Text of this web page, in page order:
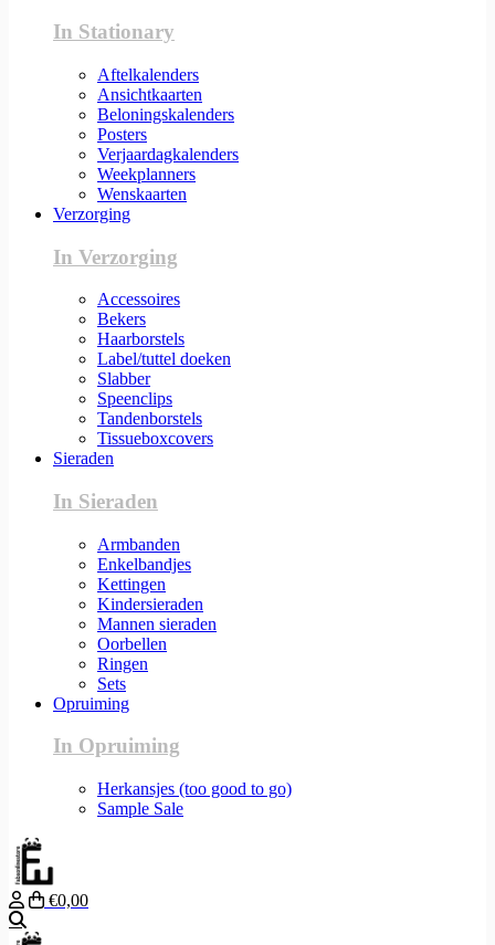
In Stationary
Aftelkalenders
Ansichtkaarten
Beloningskalenders
Posters
Verjaardagkalenders
Weekplanners
Wenskaarten
Verzorging
In Verzorging
Accessoires
Bekers
Haarborstels
Label/tuttel doeken
Slabber
Speenclips
Tandenborstels
Tissueboxcovers
Sieraden
In Sieraden
Armbanden
Enkelbandjes
Kettingen
Kindersieraden
Mannen sieraden
Oorbellen
Ringen
Sets
Opruiming
In Opruiming
Herkansjes (too good to go)
Sample Sale
€0,00